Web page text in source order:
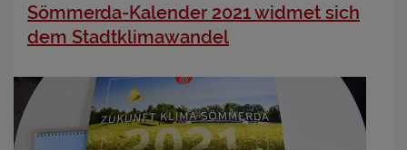
Sömmerda-Kalender 2021 widmet sich
dem Stadtklimawandel